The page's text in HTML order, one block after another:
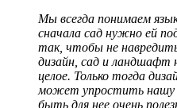
Мы всегда понимаем
сначала сад нужно ей
так, чтобы не
дизайн, сад и ландшафт
целое. Только тогда
может упростить нашу
быть для нее очень